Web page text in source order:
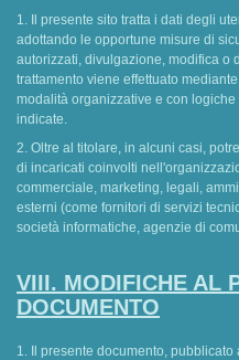
1. Il presente sito tratta i dati degli
adottando le opportune misure di
autorizzati, divulgazione, modifica o
trattamento viene effettuato
modalità organizzative e con
indicate.
2. Oltre al titolare, in alcuni casi,
di incaricati coinvolti
commerciale, marketing, legali,
esterni (come fornitori di servizi
società informatiche, agenzie di
VIII. MODIFICHE AL
DOCUMENTO
1. Il presente documento, pubblicato